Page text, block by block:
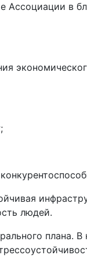
Ассоциации в
людей.
плана.